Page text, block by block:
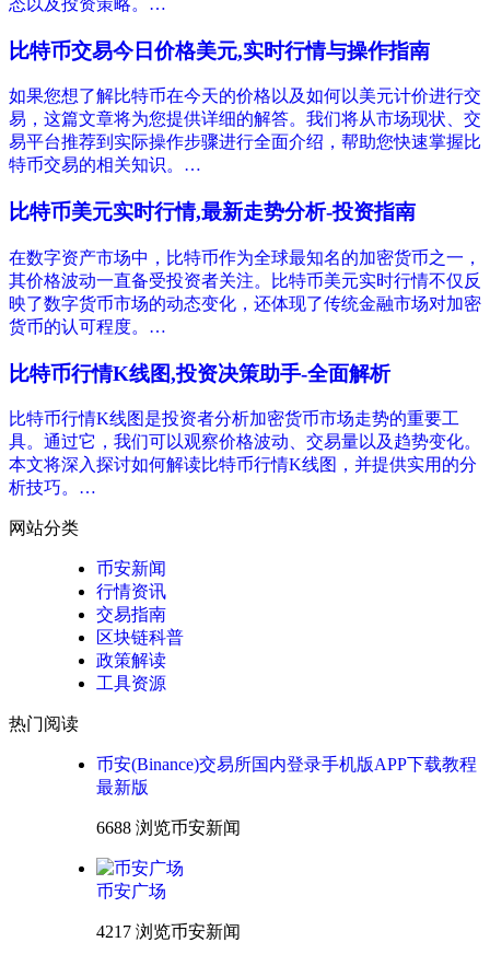
态以及投资策略。…
比特币交易今日价格美元,实时行情与操作指南
如果您想了解比特币在今天的价格以及如何以美元计价进行交
易，这篇文章将为您提供详细的解答。我们将从市场现状、交
易平台推荐到实际操作步骤进行全面介绍，帮助您快速掌握比
特币交易的相关知识。…
比特币美元实时行情,最新走势分析-投资指南
在数字资产市场中，比特币作为全球最知名的加密货币之一，
其价格波动一直备受投资者关注。比特币美元实时行情不仅反
映了数字货币市场的动态变化，还体现了传统金融市场对加密
货币的认可程度。…
比特币行情K线图,投资决策助手-全面解析
比特币行情K线图是投资者分析加密货币市场走势的重要工
具。通过它，我们可以观察价格波动、交易量以及趋势变化。
本文将深入探讨如何解读比特币行情K线图，并提供实用的分
析技巧。…
网站分类
币安新闻
行情资讯
交易指南
区块链科普
政策解读
工具资源
热门阅读
币安(Binance)交易所国内登录手机版APP下载教程
最新版
6688 浏览币安新闻
币安广场
4217 浏览币安新闻